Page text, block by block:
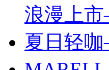
浪漫上
夏日轻